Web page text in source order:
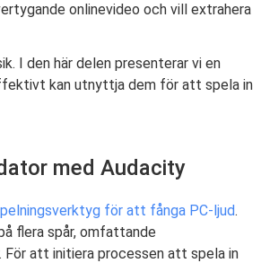
onlinevideo och vill extrahera
I den här delen presenterar vi en
kan utnyttja dem för att spela in
med Audacity
för att fånga PC-ljud.
flera spår, omfattande
att initiera processen att spela in